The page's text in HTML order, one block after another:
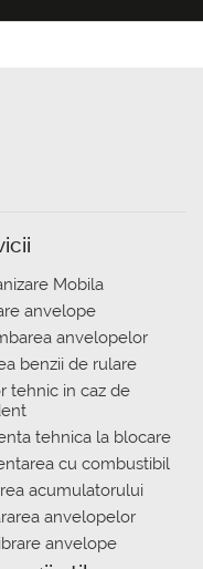
Mobila
anvelope
anvelopelor
benzii de rulare
tehnic in caz de
tehnica la blocare
cu combustibil
acumulatorului
anvelopelor
anvelope